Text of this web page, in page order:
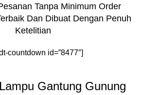
Tanpa Minimum Order
Dan Dibuat Dengan Penuh
Ketelitian
countdown id=”8477″]
Gantung Gunung